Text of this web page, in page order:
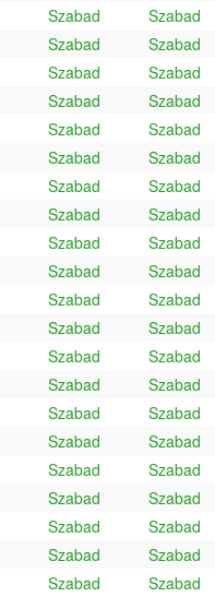
Szabad
Szabad
Szabad
Szabad
Szabad
Szabad
Szabad
Szabad
Szabad
Szabad
Szabad
Szabad
Szabad
Szabad
Szabad
Szabad
Szabad
Szabad
Szabad
Szabad
Szabad
Szabad
Szabad
Szabad
Szabad
Szabad
Szabad
Szabad
Szabad
Szabad
Szabad
Szabad
Szabad
Szabad
Szabad
Szabad
Szabad
Szabad
Szabad
Szabad
Szabad
Szabad